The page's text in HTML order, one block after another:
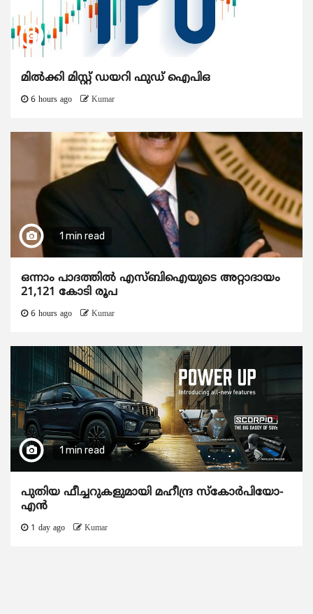
മിൽക്കി മിസ്റ്റ് ഡയറി ഫുഡ് ഐപിഒ
6 hours ago Kumar
1 min read
ഒന്നാം പാദത്തിൽ എസ്ബിഐയുടെ അറ്റാദായം
21,121 കോടി രൂപ
6 hours ago Kumar
1 min read
പുതിയ ഫീച്ചറുകളുമായി മഹീന്ദ്ര സ്കോർപിയോ-
എൻ
1 day ago Kumar